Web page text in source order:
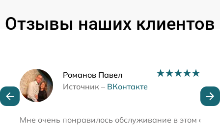
Отзывы наших клиентов
Романов Павел
Источник – ВКонтакте
Мне очень понравилось обслуживание в этом
Наши мастера